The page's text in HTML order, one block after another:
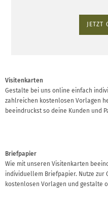
JETZT
Visitenkarten
Gestalte bei uns online einfach
zahlreichen kostenlosen Vorlagen
beeindruckst so deine Kunden und
Briefpapier
Wie mit unseren Visitenkarten
individuellem Briefpapier. Nutze
kostenlosen Vorlagen und gestalte